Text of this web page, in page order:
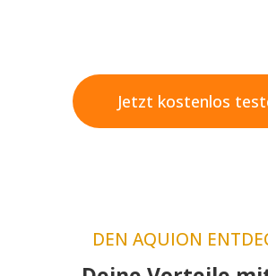
Jetzt kostenlos
DEN AQUION